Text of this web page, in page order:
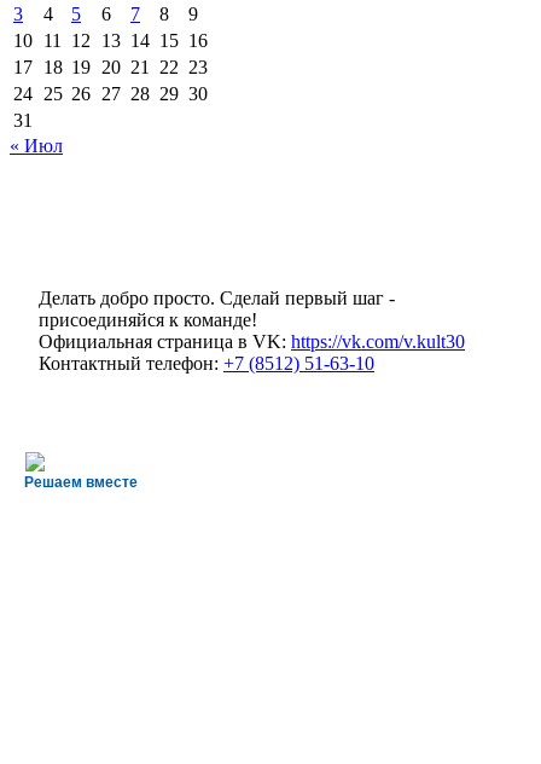
3 4 5 6 7 8
9
10 11 12 13 14 15 16
17 18 19 20 21 22 23
24 25 26 27 28 29 30
31
« Июл
Делать добро просто. Сделай первый шаг -
присоединяйся к команде!
Официальная страница в VK: https://vk.com/v.kult30
Контактный телефон: +7 (8512) 51-63-10
Решаем вместе